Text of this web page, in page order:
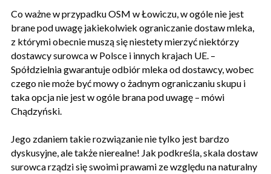
Co ważne w przypadku OSM w Łowiczu, w ogóle nie jest
brane pod uwagę jakiekolwiek ograniczanie dostaw mleka,
z którymi obecnie muszą się niestety mierzyć niektórzy
dostawcy surowca w Polsce i innych krajach UE. –
Spółdzielnia gwarantuje odbiór mleka od dostawcy, wobec
czego nie może być mowy o żadnym ograniczaniu skupu i
taka opcja nie jest w ogóle brana pod uwagę – mówi
Chądzyński.
Jego zdaniem takie rozwiązanie nie tylko jest bardzo
dyskusyjne, ale także nierealne! Jak podkreśla, skala dostaw
surowca rządzi się swoimi prawami ze względu na naturalny